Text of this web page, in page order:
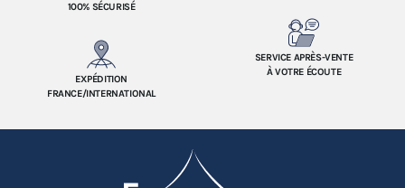
100% SÉCURISÉ
EXPÉDITION
FRANCE/INTERNATIONAL
SERVICE APRÈS-VENTE
À VOTRE ÉCOUTE